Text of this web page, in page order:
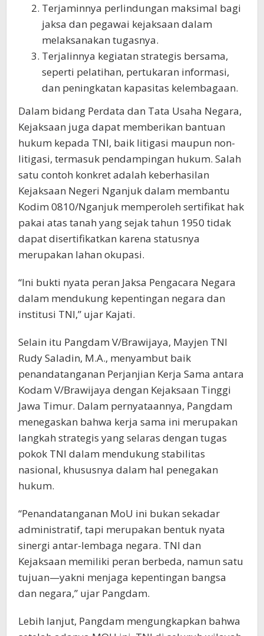
Terjaminnya perlindungan maksimal bagi
jaksa dan pegawai kejaksaan dalam
melaksanakan tugasnya.
Terjalinnya kegiatan strategis bersama,
seperti pelatihan, pertukaran informasi,
dan peningkatan kapasitas kelembagaan.
Dalam bidang Perdata dan Tata Usaha Negara,
Kejaksaan juga dapat memberikan bantuan
hukum kepada TNI, baik litigasi maupun non-
litigasi, termasuk pendampingan hukum. Salah
satu contoh konkret adalah keberhasilan
Kejaksaan Negeri Nganjuk dalam membantu
Kodim 0810/Nganjuk memperoleh sertifikat hak
pakai atas tanah yang sejak tahun 1950 tidak
dapat disertifikatkan karena statusnya
merupakan lahan okupasi.
“Ini bukti nyata peran Jaksa Pengacara Negara
dalam mendukung kepentingan negara dan
institusi TNI,” ujar Kajati.
Selain itu Pangdam V/Brawijaya, Mayjen TNI
Rudy Saladin, M.A., menyambut baik
penandatanganan Perjanjian Kerja Sama antara
Kodam V/Brawijaya dengan Kejaksaan Tinggi
Jawa Timur. Dalam pernyataannya, Pangdam
menegaskan bahwa kerja sama ini merupakan
langkah strategis yang selaras dengan tugas
pokok TNI dalam mendukung stabilitas
nasional, khususnya dalam hal penegakan
hukum.
“Penandatanganan MoU ini bukan sekadar
administratif, tapi merupakan bentuk nyata
sinergi antar-lembaga negara. TNI dan
Kejaksaan memiliki peran berbeda, namun satu
tujuan—yakni menjaga kepentingan bangsa
dan negara,” ujar Pangdam.
Lebih lanjut, Pangdam mengungkapkan bahwa